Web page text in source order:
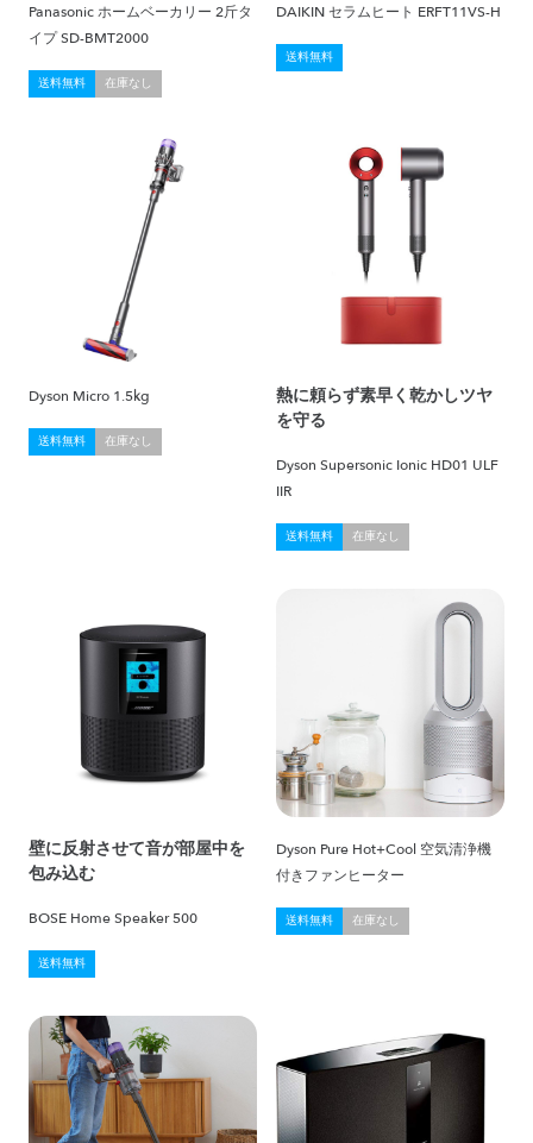
Panasonic ホームベーカリー 2斤タ
イプ SD-BMT2000
送料無料 在庫なし
DAIKIN セラムヒート ERFT11VS-H
送料無料
Dyson Micro 1.5kg
送料無料 在庫なし
熱に頼らず素早く乾かしツヤ
を守る
Dyson Supersonic Ionic HD01 ULF
IIR
送料無料 在庫なし
壁に反射させて音が部屋中を
包み込む
BOSE Home Speaker 500
送料無料
Dyson Pure Hot+Cool 空気清浄機
付きファンヒーター
送料無料 在庫なし